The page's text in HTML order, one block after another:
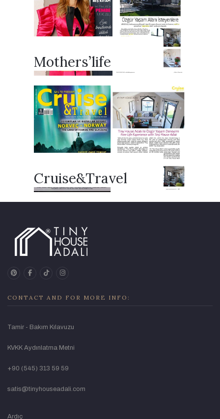
Mothers’life
Cruise&Travel
pinterest
facebook
tiktokinstagram
CONTACT AND FOR MORE INFO:
Tamir - Bakım Kılavuzu
KVKK Aydınlatma Metni
+90 (545) 313 59 59
satis@tinyhouseadali.com
Ardıç